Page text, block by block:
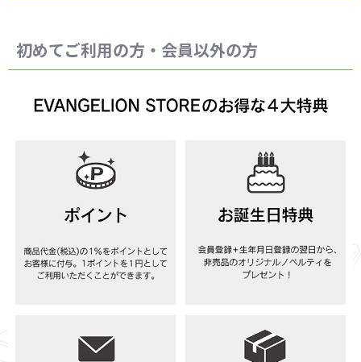
初めてご利用の方・会員以外の方